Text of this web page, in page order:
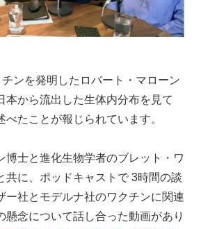
ンを発明したロバート・マローン
本から流出した生体内分布を見て
べたことが報じられています。
博士と進化生物学者のブレット・ワ
共に、ポッドキャストで 3時間の談
ー社とモデルナ社のワクチンに関連
懸念について話し合った動画があり